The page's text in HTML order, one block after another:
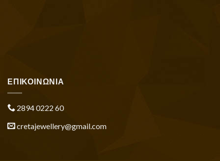
ΕΠΙΚΟΙΝΩΝΙΑ
2894 0222 60
cretajewellery@gmail.com